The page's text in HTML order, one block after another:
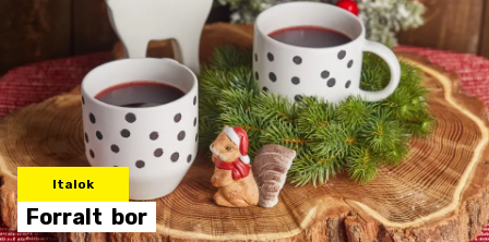
Italok
Forralt bor